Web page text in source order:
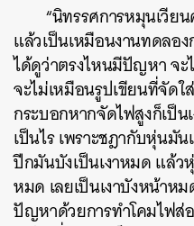
“นิทรรศการหมุนเวีย
แล้วเป็นเหมือนงานทดลอ
ได้ดูว่าตรงไหนมีปัญหา จะ
จะไม่เหมือนรูปเขียนที่จัด
กระบอกหากจัดไฟสูงก็เป็น
เป็นไร เพราะชฎากับหุ่นมั
ปีกมันบังเป็นเงาหมด แล้
หมด เลยเป็นเงาบังหน้าห
ปัญหาด้วยการทำโคมไฟส่